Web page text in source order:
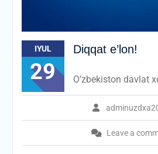
IYUL
29
Diqqat e’lon!
Leave a
O’zbekiston davlat